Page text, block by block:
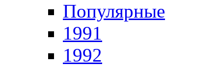
Популярные
1991
1992